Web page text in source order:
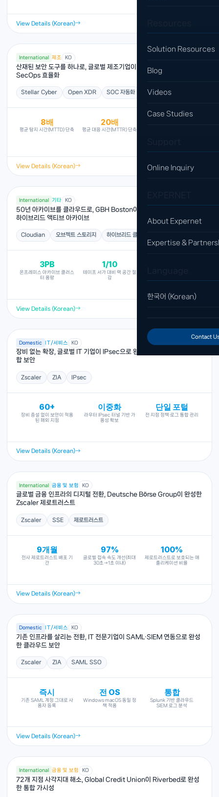
Solution Resources
Blog
Videos
Case Studies
Online Inquiry
About Expernet
Expertise &
한국어 (Korean)
Contact
View Details (Korean)
International 제조 KO
산재된 보안 도구를 하나로, 글로벌 제조기업이 Stellar Cyber로 완성한
SecOps 효율화
Stellar Cyber Open XDR SOC 자동화
8배
평균 탐지 시간(MTTD) 단축
20배
평균 대응 시간(MTTR) 단축
View Details (Korean)
International 기타 KO
50년 아카이브를 클라우드로, GBH Boston이 Cloudian으로 구축한
하이브리드 액티브 아카이브
Cloudian 오브젝트 스토리지 하이브리드 클라우드
3PB
온프레미스 아카이브 클러스
터 용량
1/10
테이프 서가 대비 랙 공간 절
감
View Details (Korean)
Domestic IT/서비스 KO
장비 없는 확장, 글로벌 IT 기업이 IPsec으로 완성한 해외 60여 지점 통
합 보안
Zscaler ZIA IPsec
60+
장비 증설 없이 보안이 적용
된 해외 지점
이중화
라우터 IPsec 터널 기반 가
용성 확보
단일 포털
전 지점 정책·로그 통합 관리
View Details (Korean)
International 금융 및 보험 KO
글로벌 금융 인프라의 디지털 전환, Deutsche Börse Group이 완성한
Zscaler 제로트러스트
Zscaler SSE 제로트러스트
9개월
전사 제로트러스트 배포 기
간
97%
글로벌 접속 속도 개선(최대
30초→1초 이내)
100%
제로트러스트로 보호되는 애
플리케이션 비율
View Details (Korean)
Domestic IT/서비스 KO
기존 인프라를 살리는 전환, IT 전문기업이 SAML·SIEM 연동으로 완성
한 클라우드 보안
Zscaler ZIA SAML SSO
즉시
기존 SAML 계정 그대로 사
용자 등록
전 OS
Windows·macOS 동일 정
책 적용
통합
Splunk 기반 클라우드
SIEM 로그 분석
View Details (Korean)
International 금융 및 보험 KO
72개 지점 사각지대 해소, Global Credit Union이 Riverbed로 완성
한 통합 가시성